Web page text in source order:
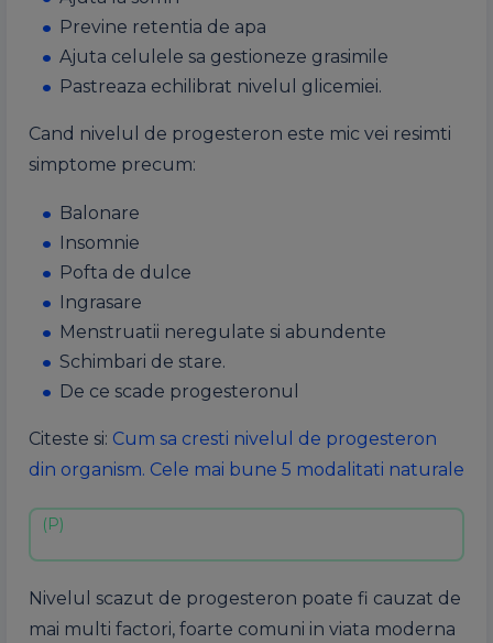
Previne retentia de apa
Ajuta celulele sa gestioneze grasimile
Pastreaza echilibrat nivelul glicemiei.
Cand nivelul de progesteron este mic vei resimti
simptome precum:
Balonare
Insomnie
Pofta de dulce
Ingrasare
Menstruatii neregulate si abundente
Schimbari de stare.
De ce scade progesteronul
Citeste si: Cum sa cresti nivelul de progesteron
din organism. Cele mai bune 5 modalitati naturale
Nivelul scazut de progesteron poate fi cauzat de
mai multi factori, foarte comuni in viata moderna